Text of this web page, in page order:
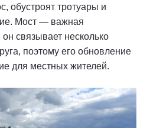
обустроят тротуары и
Мост — важная
связывает несколько
поэтому его обновление
для местных жителей.